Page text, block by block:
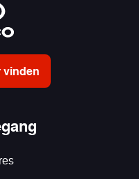
vinden